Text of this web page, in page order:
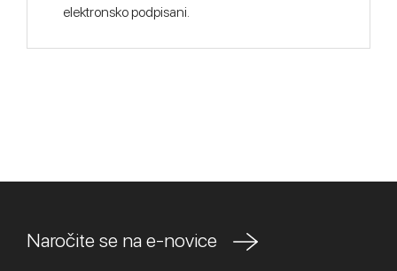
elektronsko podpisani.
Naročite se na e-novice